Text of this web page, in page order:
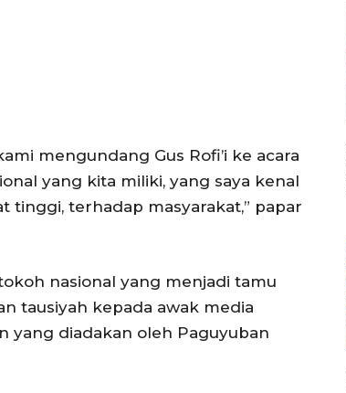
mengundang Gus Rofi’i ke acara
yang kita miliki, yang saya kenal
tinggi, terhadap masyarakat,” papar
nasional yang menjadi tamu
tausiyah kepada awak media
yang diadakan oleh Paguyuban